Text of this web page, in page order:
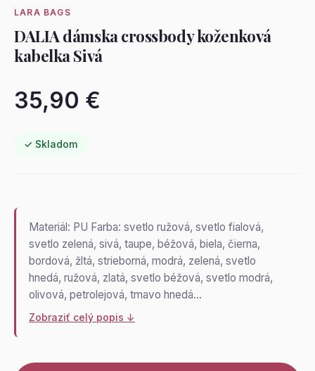
LARA BAGS
DALIA dámska crossbody koženková
kabelka Sivá
35,90 €
✓ Skladom
Materiál: PU Farba: svetlo ružová, svetlo fialová,
svetlo zelená, sivá, taupe, béžová, biela, čierna,
bordová, žltá, strieborná, modrá, zelená, svetlo
hnedá, ružová, zlatá, svetlo béžová, svetlo modrá,
olivová, petrolejová, tmavo hnedá…
Zobraziť celý popis ↓